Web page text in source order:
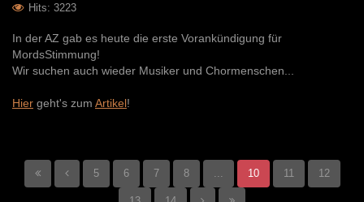
Hits: 3223
In der AZ gab es heute die erste Vorankündigung für
MordsStimmung!
Wir suchen auch wieder Musiker und Chormenschen...
Hier geht's zum Artikel!
5 6 7 8 10 11 12